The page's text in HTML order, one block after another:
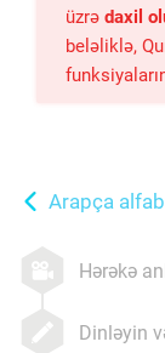
Arapça
Hərəkə
Dinləyin
üzrə daxil
beləliklə,